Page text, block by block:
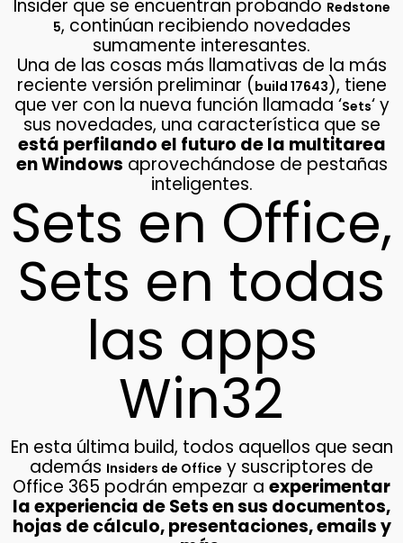
Insider que se encuentran probando Redstone
5, continúan recibiendo novedades
sumamente interesantes.
Una de las cosas más llamativas de la más
reciente versión preliminar (build 17643), tiene
que ver con la nueva función llamada ‘Sets‘ y
sus novedades, una característica que se
está perfilando el futuro de la multitarea
en Windows aprovechándose de pestañas
inteligentes.
Sets en Office,
Sets en todas
las apps
Win32
En esta última build, todos aquellos que sean
además Insiders de Office y suscriptores de
Office 365 podrán empezar a experimentar
la experiencia de Sets en sus documentos,
hojas de cálculo, presentaciones, emails y